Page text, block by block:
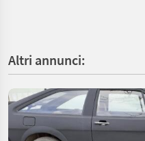
Altri annunci: